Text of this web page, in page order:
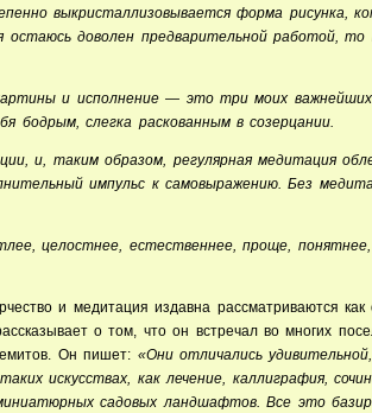
выкристаллизовывается форма рисунка,
доволен предварительной работой, то
и исполнение — это три моих важнейших
слегка раскованным в созерцании.
и, таким образом, регулярная медитация
импульс к самовыражению. Без
целостнее, естественнее, проще,
и медитация издавна рассматриваются
о том, что он встречал во многих
Он пишет: «Они отличались
искусствах, как лечение, каллиграфия,
садовых ландшафтов. Все это